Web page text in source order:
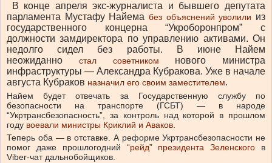
В конце апреля экс-журналиста и бывшего депутата
парламента Мустафу Найема без объяснений уволили из
государственного концерна “Укроборонпром” с
должности замдиректора по управлению активами. Он
недолго сидел без работы. В июне Найем
неожиданно стал советником нового министра
инфраструктуры — Александра Кубракова. Уже в начале
августа Кубраков назначил его своим заместителем.
Найем будет отвечать за Государственную службу по
безопасности на транспорте (ГСБТ) — в народе
“Укртрансбезопасность”, за контроль над которой в прошлом
году воевали министры Криклий и Аваков.
Теперь оба — в отставке. А реформе Укртрансбезопасности не
помог даже прошлогодний “рейд” президента Зеленского в
Viber-чат дальнобойщиков.